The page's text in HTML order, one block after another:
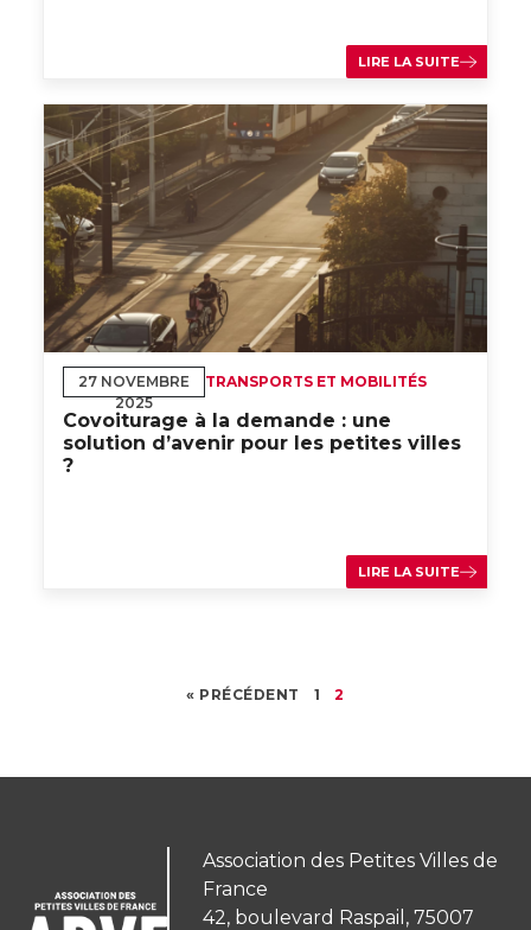
LIRE LA SUITE
27 NOVEMBRE
2025
TRANSPORTS ET MOBILITÉS
Covoiturage à la demande : une
solution d’avenir pour les petites villes
?
LIRE LA SUITE
« PRÉCÉDENT 1 2
Association des Petites Villes de
France
42, boulevard Raspail, 75007